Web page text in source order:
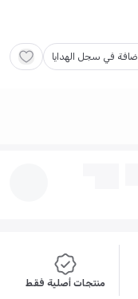
إضافة في سجل الهدايا
منتجات أصلية فقط